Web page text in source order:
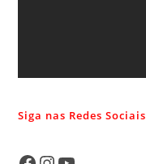
Siga nas Redes Sociais